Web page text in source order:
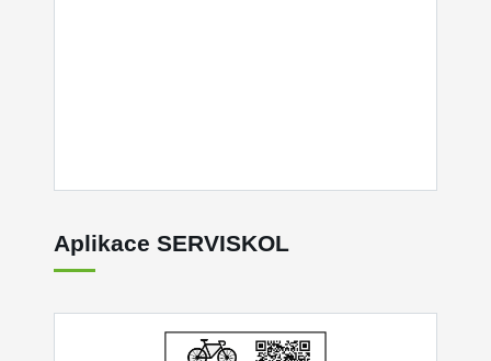
Aplikace SERVISKOL